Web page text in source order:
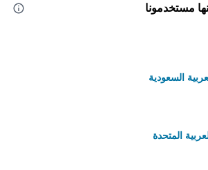
مستخدمونا
السعودية
المتحدة